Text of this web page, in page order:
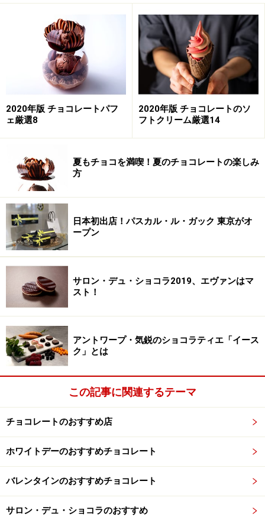
カカオカレー 800円（税抜）
「カカオカレー」は、カレー自体が毎日キッチンで作ら
れる自家製。そしてチョコレートもカカオ豆の段階から
作られた自家製。ショコラティエが作ったオリジナルカ
三枝俊介シェフは、大阪の「プラザホテル」のご出身。
ホテルでの経験の中で、料理に向き合う機会も多かった
そう。そんなシェフのオリジナルレシピ。早速私もいた
だいてみることにしました。
カカオカレーをオーダー
「アルチザン パレドオール BIS」は、新丸ビルの「ショ
コラティエ パレ ド オール」と比べるとカジュアルな空
のような雰囲気を感じます。
中、私も「カカオカレー」をオーダーしました。ランチ
タイムでしたので、サラダとコーヒーがついて1000円
（税抜）と、リーズナブルです。
自家製チョコレートが2枚添えられています！
たまらない気持ちになるとともに、ビーントゥバーで作
2020年版 チョコレートパフ
ェ厳選8
2020年版 チョコレートのソ
フトクリーム厳選14
夏もチョコを満喫！夏のチョコレートの楽しみ
方
日本初出店！パスカル・ル・ガック 東京がオ
ープン
サロン・デュ・ショコラ2019、エヴァンはマ
スト！
アントワープ・気鋭のショコラティエ「イース
ク」とは
この記事に関連するテーマ
チョコレートのおすすめ店
ホワイトデーのおすすめチョコレート
バレンタインのおすすめチョコレート
サロン・デュ・ショコラのおすすめ